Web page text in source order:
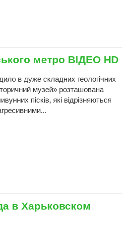
метро ВІДЕО HD
в дуже складних геологічних
музей» розташована
пісків, які відрізняються
в Харьковском